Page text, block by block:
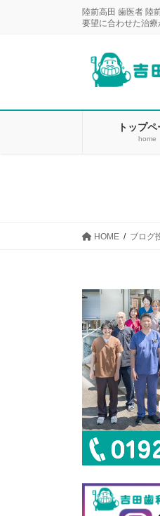
移
ン
陸前高田 歯医者 陸
要望に合わせた治療
トップ
home
HOME ブログ